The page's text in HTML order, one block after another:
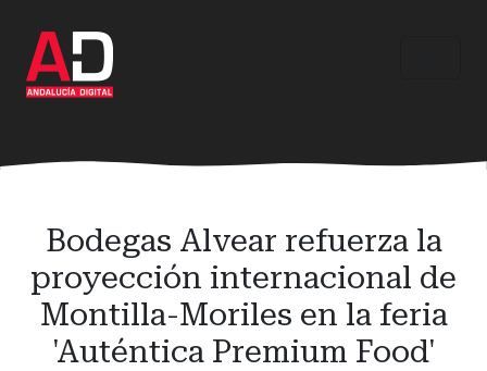
contenido
principal
Bodegas Alvear refuerza la
proyección internacional de
Montilla-Moriles en la feria
'Auténtica Premium Food'